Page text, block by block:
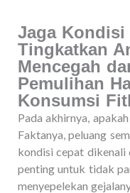
Jaga Kondisi
Tingkatkan
Mencegah
Pemulihan
Konsumsi
Pada akhirnya,
Faktanya, peluang
kondisi cepat dikenali
penting untuk tidak
menyepelekan